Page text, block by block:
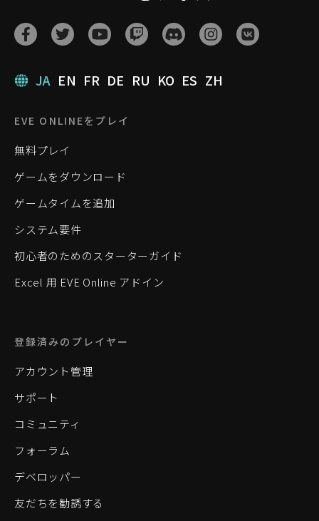
JA EN FR DE RU KO ES ZH
EVE ONLINEをプレイ
無料プレイ
ゲームをダウンロード
ゲームタイムを追加
システム要件
初心者のためのスターターガイド
Excel 用 EVE Online アドイン
登録済みのプレイヤー
アカウント管理
サポート
コミュニティ
フォーラム
デベロッパー
友だちを勧誘する